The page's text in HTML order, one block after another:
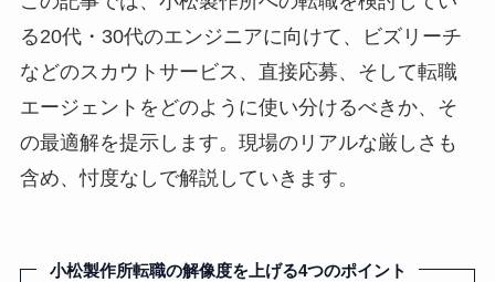
る20代・30代のエンジニアに向けて、ビズリーチ
などのスカウトサービス、直接応募、そして転職
エージェントをどのように使い分けるべきか、そ
の最適解を提示します。現場のリアルな厳しさも
含め、忖度なしで解説していきます。
小松製作所転職の解像度を上げる4つのポイント